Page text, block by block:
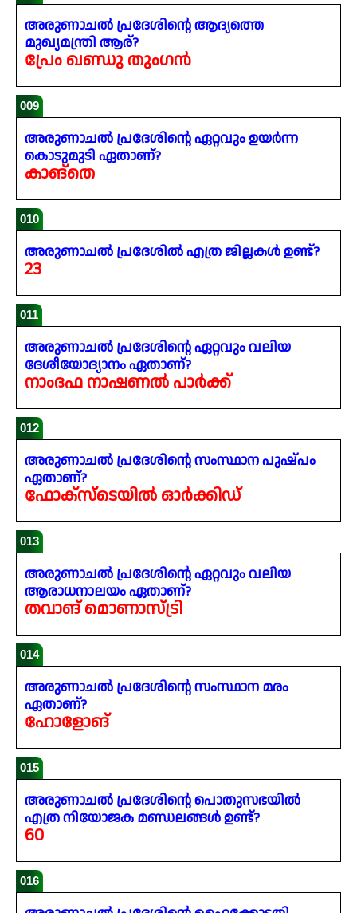
അരുണാചൽ പ്രദേശിന്റെ ആദ്യത്തെ
മുഖ്യമന്ത്രി ആര്?
പ്രേം ഖണ്ഡു തുംഗൻ
009
അരുണാചൽ പ്രദേശിന്റെ ഏറ്റവും ഉയർന്ന
കൊടുമുടി ഏതാണ്?
കാങ്‌തെ
010
അരുണാചൽ പ്രദേശിൽ എത്ര ജില്ലകൾ ഉണ്ട്?
23
011
അരുണാചൽ പ്രദേശിന്റെ ഏറ്റവും വലിയ
ദേശീയോദ്യാനം ഏതാണ്?
നാംദഫ നാഷണൽ പാർക്ക്
012
അരുണാചൽ പ്രദേശിന്റെ സംസ്ഥാന പുഷ്പം
ഏതാണ്?
ഫോക്സ്‌ടെയിൽ ഓർക്കിഡ്
013
അരുണാചൽ പ്രദേശിന്റെ ഏറ്റവും വലിയ
ആരാധനാലയം ഏതാണ്?
തവാങ് മൊണാസ്ട്രി
014
അരുണാചൽ പ്രദേശിന്റെ സംസ്ഥാന മരം
ഏതാണ്?
ഹോളോങ്
015
അരുണാചൽ പ്രദേശിന്റെ പൊതുസഭയിൽ
എത്ര നിയോജക മണ്ഡലങ്ങൾ ഉണ്ട്?
60
016